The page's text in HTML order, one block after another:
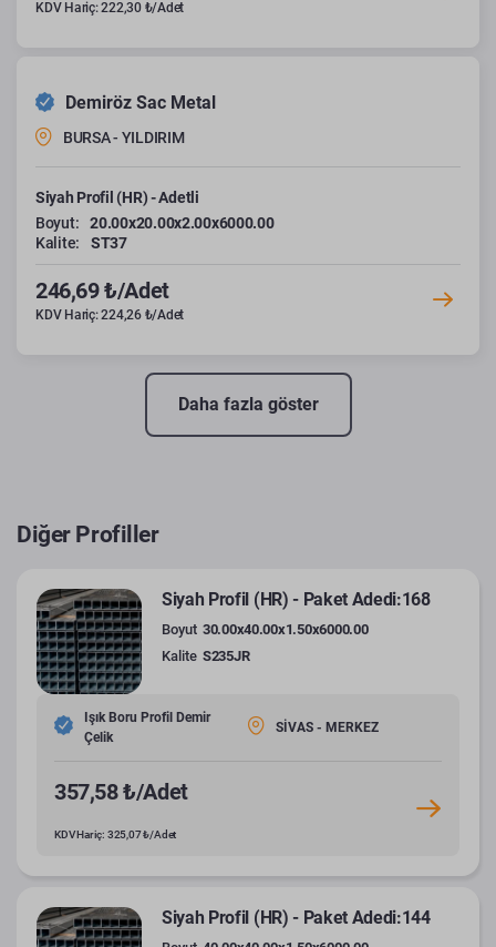
KDV Hariç: 222,30 ₺/Adet
Demiröz Sac Metal
BURSA - YILDIRIM
Siyah Profil (HR) - Adetli
Boyut:
20.00x20.00x2.00x6000.00
Kalite:
ST37
246,69 ₺/Adet
KDV Hariç: 224,26 ₺/Adet
Daha fazla göster
Diğer Profiller
Siyah Profil (HR) - Paket Adedi:168
Boyut 30.00x40.00x1.50x6000.00
Kalite S235JR
Işık Boru Profil Demir
Çelik
SİVAS - MERKEZ
357,58 ₺/Adet
KDV Hariç: 325,07 ₺/Adet
Siyah Profil (HR) - Paket Adedi:144